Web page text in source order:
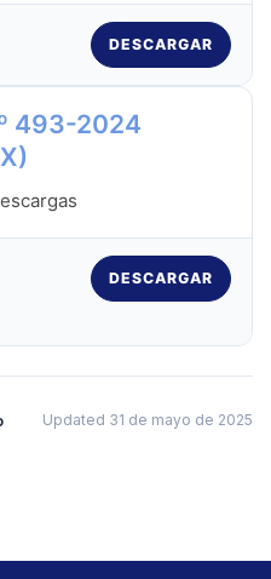
DESCARGAR
493-2024
DESCARGAR
Updated 31 de mayo de 2025